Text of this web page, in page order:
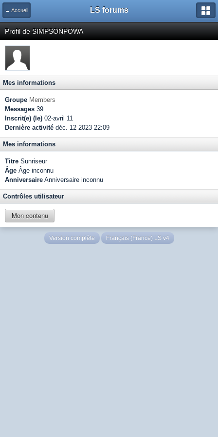
← Accueil LS forums
Profil de SIMPSONPOWA
Mes informations
Groupe Members
Messages 39
Inscrit(e) (le) 02-avril 11
Dernière activité déc. 12 2023 22:09
Mes informations
Titre Sunriseur
Âge Âge inconnu
Anniversaire Anniversaire inconnu
Contrôles utilisateur
Mon contenu
Version complète Français (France) LS v4